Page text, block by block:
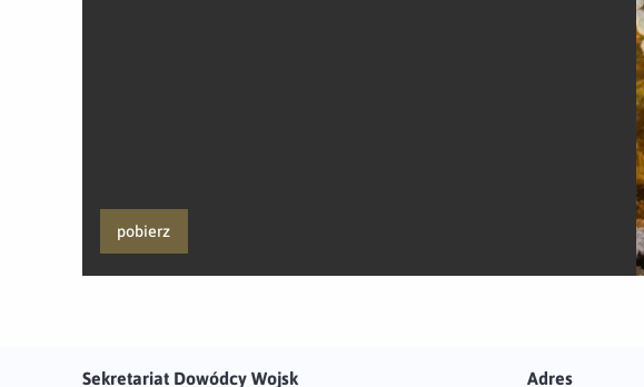
pobierz
Sekretariat Dowódcy Wojsk Adres